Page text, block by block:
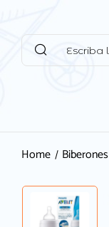
Home Biberones